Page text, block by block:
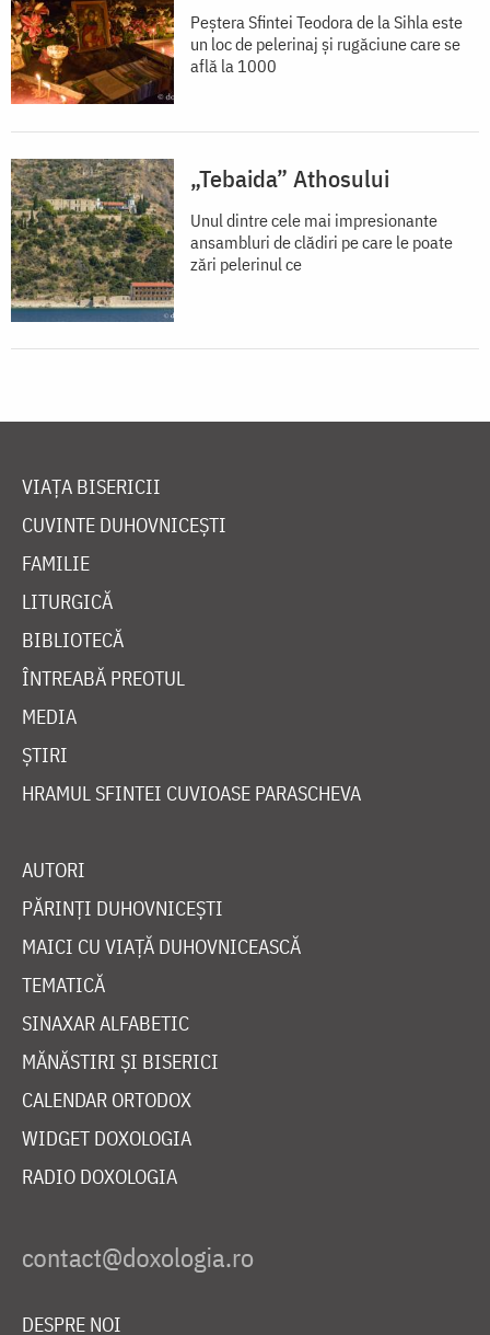
Peștera Sfintei Teodora de la Sihla este
un loc de pelerinaj și rugăciune care se
află la 1000
„Tebaida” Athosului
Unul dintre cele mai impresionante
ansambluri de clădiri pe care le poate
zări pelerinul ce
VIAȚA BISERICII
CUVINTE DUHOVNICEȘTI
FAMILIE
LITURGICĂ
BIBLIOTECĂ
ÎNTREABĂ PREOTUL
MEDIA
ȘTIRI
HRAMUL SFINTEI CUVIOASE PARASCHEVA
AUTORI
PĂRINȚI DUHOVNICEȘTI
MAICI CU VIAȚĂ DUHOVNICEASCĂ
TEMATICĂ
SINAXAR ALFABETIC
MĂNĂSTIRI ȘI BISERICI
CALENDAR ORTODOX
WIDGET DOXOLOGIA
RADIO DOXOLOGIA
DESPRE NOI